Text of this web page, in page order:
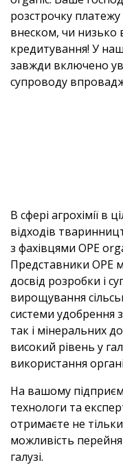
розстрочку
внеском, чи низько
кредитування! У
завжди включено
супроводу
В сфері агрохімії в
відходів
з фахівцями ОРЕ
Представники ОРЕ
досвід розробки і
вирощування
системи удобрення
так і мінеральних
високий рівень у
використання
На вашому
технологи та
отримаєте не
можливість
галузі.